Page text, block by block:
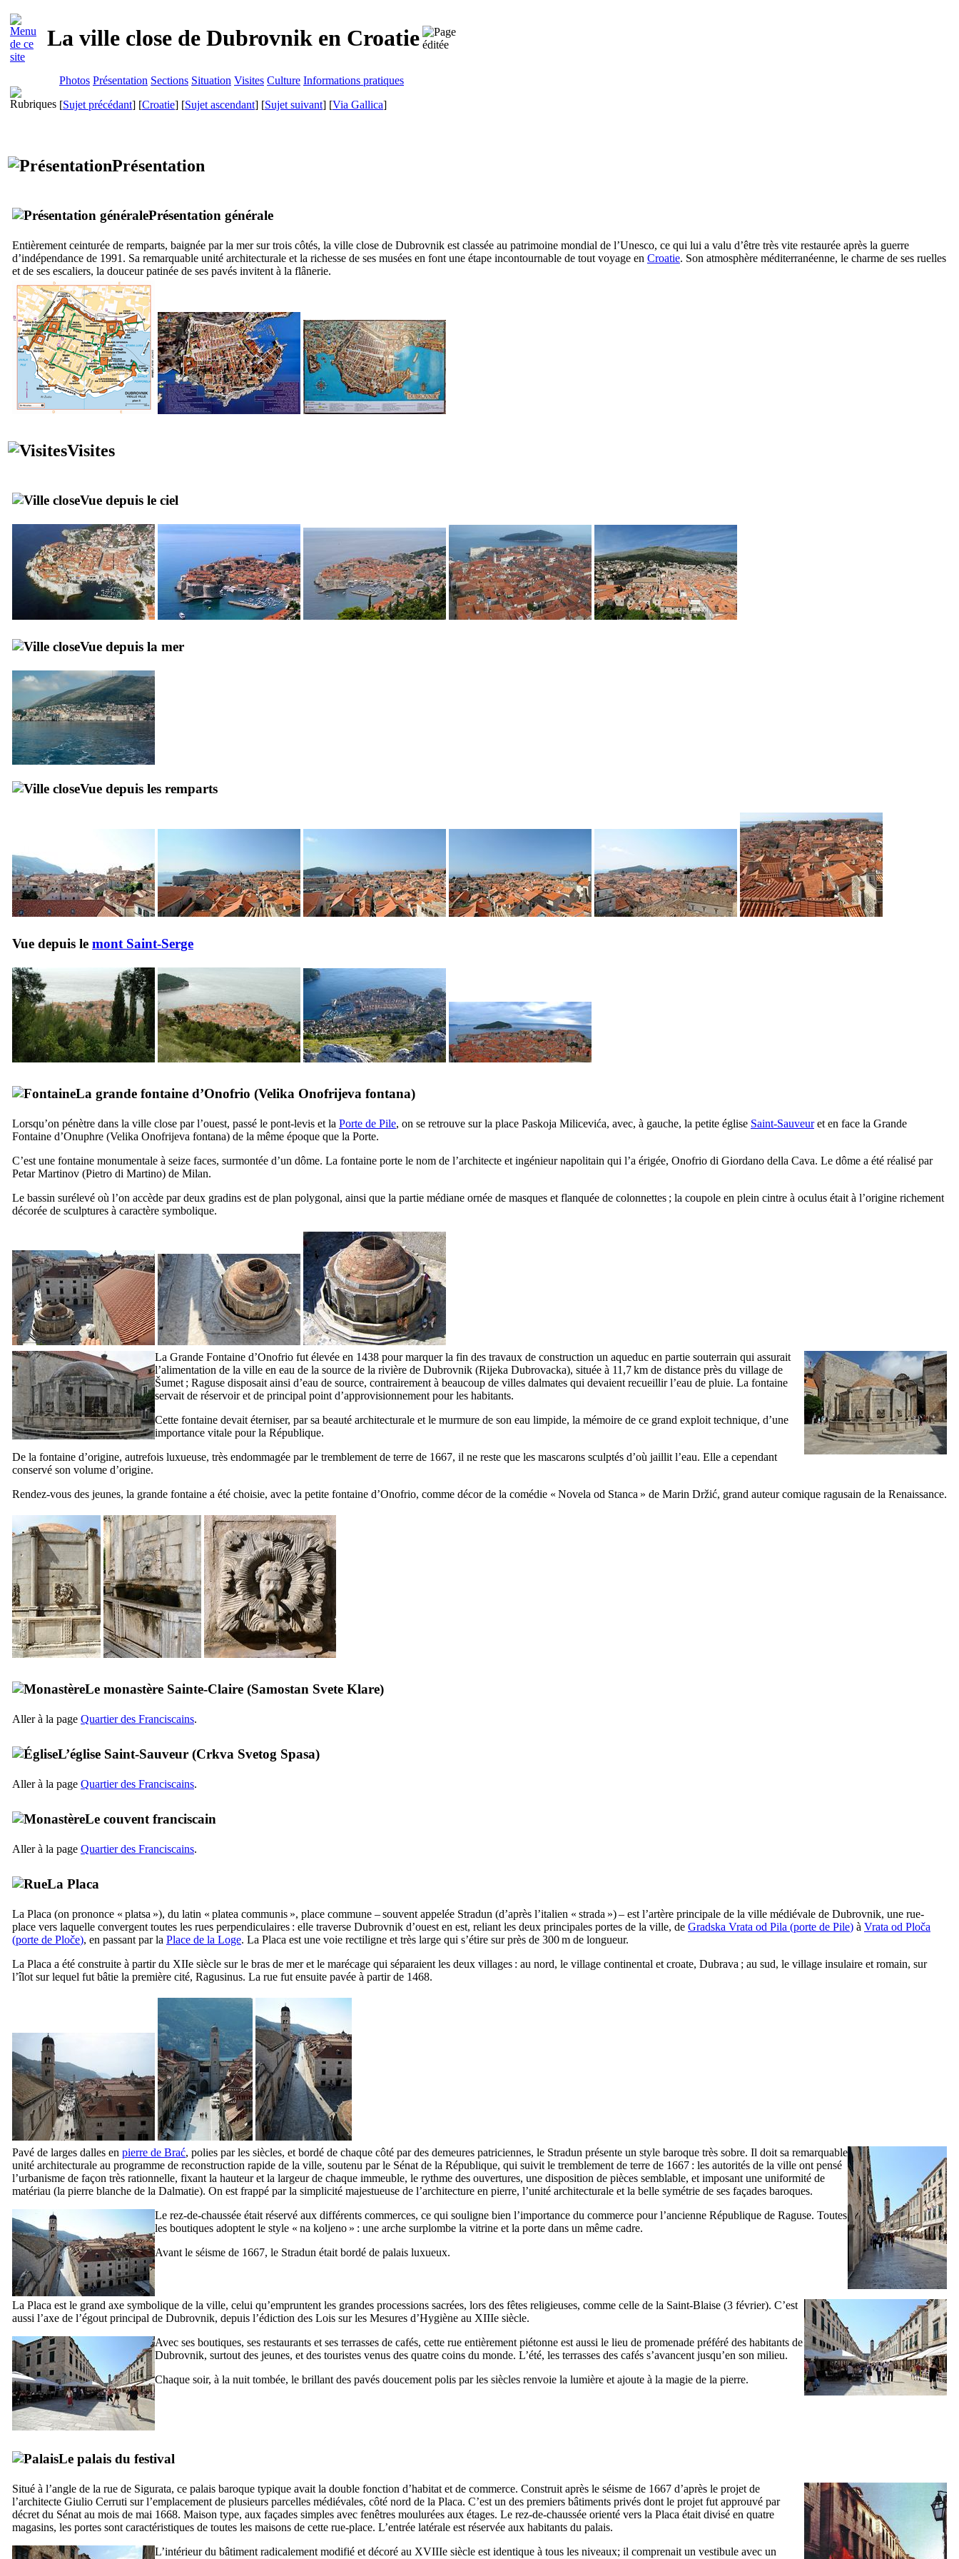
La ville close de Dubrovnik en Croatie
Photos Présentation Sections Situation Visites Culture Informations pratiques
[Sujet précédant] [Croatie] [Sujet ascendant] [Sujet suivant] [Via Gallica]
Présentation
Présentation générale
Entièrement ceinturée de remparts, baignée par la mer sur trois côtés, la ville close de Dubrovnik est classée au patrimoine mondial de l’Unesco, ce qui lui a valu d’être très vite restaurée après la guerre
d’indépendance de 1991. Sa remarquable unité architecturale et la richesse de ses musées en font une étape incontournable de tout voyage en Croatie. Son atmosphère méditerranéenne, le charme de ses ruelles
et de ses escaliers, la douceur patinée de ses pavés invitent à la flânerie.
Visites
Vue depuis le ciel
Vue depuis la mer
Vue depuis les remparts
Vue depuis le mont Saint-Serge
La grande fontaine d’Onofrio (Velika Onofrijeva fontana)
Lorsqu’on pénètre dans la ville close par l’ouest, passé le pont-levis et la Porte de Pile, on se retrouve sur la place Paskoja Milicevića, avec, à gauche, la petite église Saint-Sauveuret en face la Grande
Fontaine d’Onuphre (Velika Onofrijeva fontana) de la même époque que la Porte.
C’est une fontaine monumentale à seize faces, surmontée d’un dôme. La fontaine porte le nom de l’architecte et ingénieur napolitain qui l’a érigée, Onofrio di Giordano della Cava. Le dôme a été réalisé par
Petar Martinov (Pietro di Martino) de Milan.
Le bassin surélevé où l’on accède par deux gradins est de plan polygonal, ainsi que la partie médiane ornée de masques et flanquée de colonnettes ; la coupole en plein cintre à oculus était à l’origine richement
décorée de sculptures à caractère symbolique.
La Grande Fontaine d’Onofrio fut élevée en 1438 pour marquer la fin des travaux de construction un aqueduc en partie souterrain qui assurait
l’alimentation de la ville en eau de la source de la rivière de Dubrovnik (Rijeka Dubrovacka), située à 11,7 km de distance près du village de
Šumet ; Raguse disposait ainsi d’eau de source, contrairement à beaucoup de villes dalmates qui devaient recueillir l’eau de pluie. La fontaine
servait de réservoir et de principal point d’approvisionnement pour les habitants.
Cette fontaine devait éterniser, par sa beauté architecturale et le murmure de son eau limpide, la mémoire de ce grand exploit technique, d’une
importance vitale pour la République.
De la fontaine d’origine, autrefois luxueuse, très endommagée par le tremblement de terre de 1667, il ne reste que les mascarons sculptés d’où jaillit l’eau. Elle a cependant
conservé son volume d’origine.
Rendez-vous des jeunes, la grande fontaine a été choisie, avec la petite fontaine d’Onofrio, comme décor de la comédie « Novela od Stanca » de Marin Držić, grand auteur comique ragusain de la Renaissance.
Le monastère Sainte-Claire (Samostan Svete Klare)
Aller à la page Quartier des Franciscains.
L’église Saint-Sauveur (Crkva Svetog Spasa)
Aller à la page Quartier des Franciscains.
Le couvent franciscain
Aller à la page Quartier des Franciscains.
La Placa
La Placa (on prononce « platsa »), du latin « platea communis », place commune – souvent appelée Stradun (d’après l’italien « strada ») – est l’artère principale de la ville médiévale de Dubrovnik, une rue-
place vers laquelle convergent toutes les rues perpendiculaires : elle traverse Dubrovnik d’ouest en est, reliant les deux principales portes de la ville, de Gradska Vrata od Pila (porte de Pile) à Vrata od Ploča
(porte de Ploče), en passant par la Place de la Loge. La Placa est une voie rectiligne et très large qui s’étire sur près de 300 m de longueur.
La Placa a été construite à partir du XIIe siècle sur le bras de mer et le marécage qui séparaient les deux villages : au nord, le village continental et croate, Dubrava ; au sud, le village insulaire et romain, sur
l’îlot sur lequel fut bâtie la première cité, Ragusinus. La rue fut ensuite pavée à partir de 1468.
Pavé de larges dalles en pierre de Brać, polies par les siècles, et bordé de chaque côté par des demeures patriciennes, le Stradun présente un style baroque très sobre. Il doit sa remarquable
unité architecturale au programme de reconstruction rapide de la ville, soutenu par le Sénat de la République, qui suivit le tremblement de terre de 1667 : les autorités de la ville ont pensé
l’urbanisme de façon très rationnelle, fixant la hauteur et la largeur de chaque immeuble, le rythme des ouvertures, une disposition de pièces semblable, et imposant une uniformité de
matériau (la pierre blanche de la Dalmatie). On est frappé par la simplicité majestueuse de l’architecture en pierre, l’unité architecturale et la belle symétrie de ses façades baroques.
Le rez-de-chaussée était réservé aux différents commerces, ce qui souligne bien l’importance du commerce pour l’ancienne République de Raguse. Toutes
les boutiques adoptent le style « na koljeno » : une arche surplombe la vitrine et la porte dans un même cadre.
Avant le séisme de 1667, le Stradun était bordé de palais luxueux.
La Placa est le grand axe symbolique de la ville, celui qu’empruntent les grandes processions sacrées, lors des fêtes religieuses, comme celle de la Saint-Blaise (3 février). C’est
aussi l’axe de l’égout principal de Dubrovnik, depuis l’édiction des Lois sur les Mesures d’Hygiène au XIIIe siècle.
Avec ses boutiques, ses restaurants et ses terrasses de cafés, cette rue entièrement piétonne est aussi le lieu de promenade préféré des habitants de
Dubrovnik, surtout des jeunes, et des touristes venus des quatre coins du monde. L’été, les terrasses des cafés s’avancent jusqu’en son milieu.
Chaque soir, à la nuit tombée, le brillant des pavés doucement polis par les siècles renvoie la lumière et ajoute à la magie de la pierre.
Le palais du festival
Situé à l’angle de la rue de Sigurata, ce palais baroque typique avait la double fonction d’habitat et de commerce. Construit après le séisme de 1667 d’après le projet de
l’architecte Giulio Cerruti sur l’emplacement de plusieurs parcelles médiévales, côté nord de la Placa. C’est un des premiers bâtiments privés dont le projet fut approuvé par
décret du Sénat au mois de mai 1668. Maison type, aux façades simples avec fenêtres moulurées aux étages. Le rez-de-chaussée orienté vers la Placa était divisé en quatre
magasins, les portes sont caractéristiques de toutes les maisons de cette rue-place. L’entrée latérale est réservée aux habitants du palais.
L’intérieur du bâtiment radicalement modifié et décoré au XVIIIe siècle est identique à tous les niveaux; il comprenait un vestibule avec un